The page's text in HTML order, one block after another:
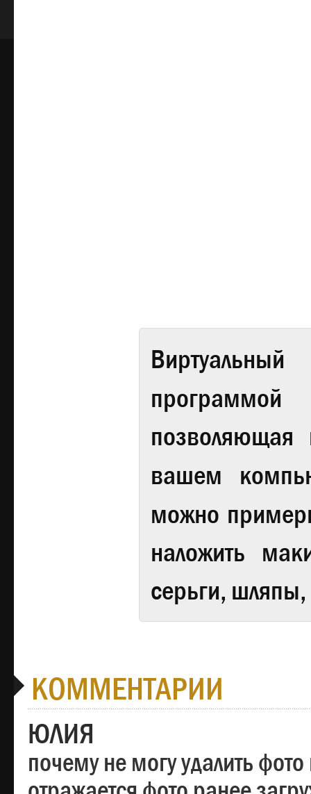
Виртуальный
вашем
можно
наложить
серьги,
КОММЕНТАРИИ
ЮЛИЯ
почему не могу удалить